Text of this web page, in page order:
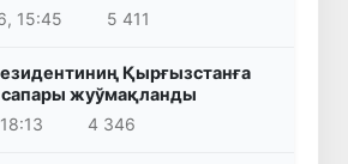
15:45
5 411
Қырғызстанға
жуўмақланды
4 346